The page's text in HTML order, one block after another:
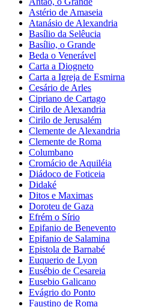
Astério de Amaseia
Atanásio de Alexandria
Basílio da Selêucia
Basílio, o Grande
Beda o Venerável
Carta a Diogneto
Carta a Igreja de Esmirna
Cesário de Arles
Cipriano de Cartago
Cirilo de Alexandria
Cirilo de Jerusalém
Clemente de Alexandria
Clemente de Roma
Columbano
Cromácio de Aquiléia
Diádoco de Foticeia
Didaké
Ditos e Maximas
Doroteu de Gaza
Efrém o Sírio
Epifanio de Benevento
Epifanio de Salamina
Epistola de Barnabé
Euquerio de Lyon
Eusébio de Cesareia
Eusebio Galicano
Evágrio do Ponto
Faustino de Roma